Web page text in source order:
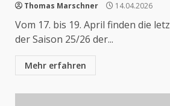
Thomas Marschner 14.04.2026
Vom 17. bis 19. April finden die
der Saison 25/26 der...
Mehr erfahren